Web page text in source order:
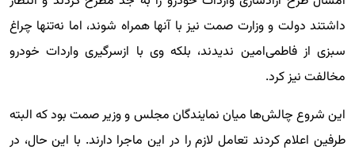
داشتند دولت و وزارت صمت نیز با آنها همراه شوند، اما نه‌تنها چراغ
سبزی از فاطمی‌امین ندیدند، بلکه وی با ازسرگیری واردات خودرو
مخالفت نیز کرد.
این شروع چالش‌ها میان نمایندگان مجلس و وزیر صمت بود که البته
طرفین اعلام کردند تعامل لازم را در این ماجرا دارند. با این حال، در